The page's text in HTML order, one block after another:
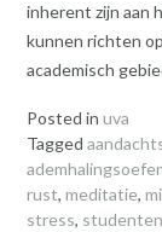
inherent zijn aan
kunnen richten
academisch
Posted in uva
Tagged
rust, meditatie,
stress, studenten